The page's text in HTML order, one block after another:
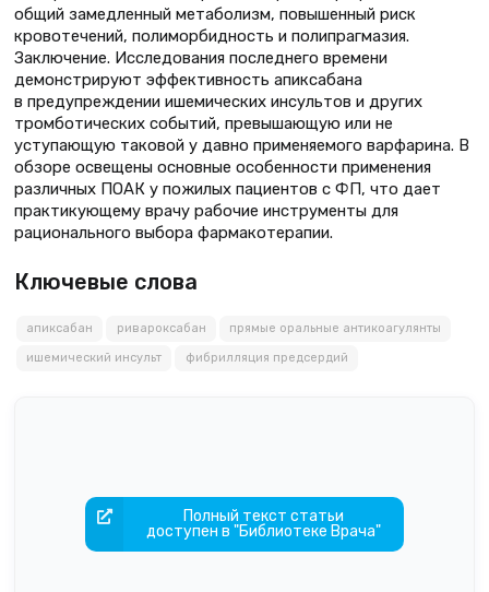
общий замедленный метаболизм, повышенный риск
кровотечений, полиморбидность и полипрагмазия.
Заключение. Исследования последнего времени
демонстрируют эффективность апиксабана
в предупреждении ишемических инсультов и других
тромботических событий, превышающую или не
уступающую таковой у давно применяемого варфарина. В
обзоре освещены основные особенности применения
различных ПОАК у пожилых пациентов с ФП, что дает
практикующему врачу рабочие инструменты для
рационального выбора фармакотерапии.
Ключевые слова
апиксабан ривароксабан прямые оральные антикоагулянты
ишемический инсульт фибрилляция предсердий
Полный текст статьи
доступен в "Библиотеке Врача"